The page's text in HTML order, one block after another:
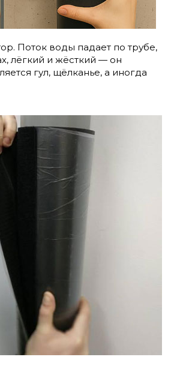
Поток воды падает по трубе,
лёгкий и жёсткий — он
гул, щёлканье, а иногда